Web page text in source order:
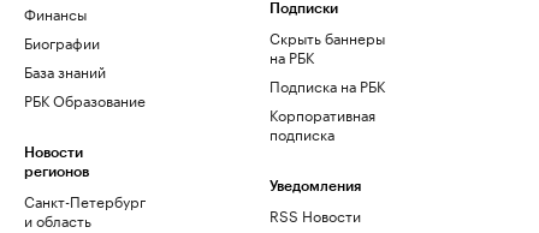
Финансы
Биографии
База знаний
РБК Образование
Новости
регионов
Санкт-Петербург
и область
Подписки
Скрыть баннеры
на РБК
Подписка на РБК
Корпоративная
подписка
Уведомления
RSS Новости